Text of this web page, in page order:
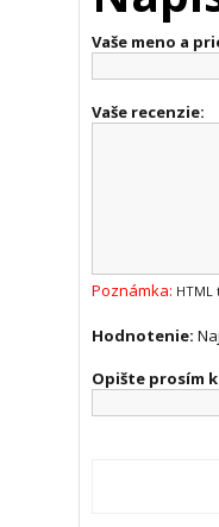
Vaše meno a
Vaše recenzie:
Poznámka:
Hodnotenie:
Opište prosím